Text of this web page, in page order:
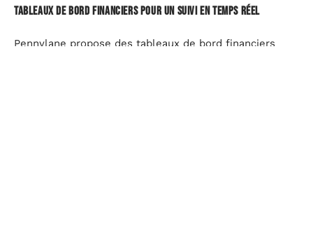
Tableaux de bord financiers pour un suivi en temps réel
Pennylane propose des tableaux de bord financiers